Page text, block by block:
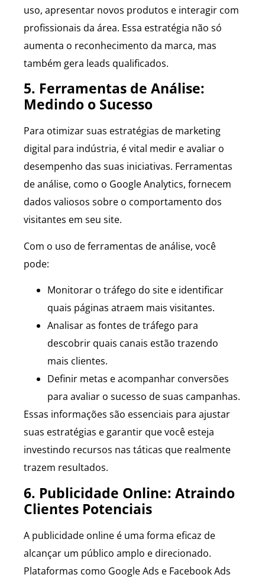
uso, apresentar novos produtos e interagir com
profissionais da área. Essa estratégia não só
aumenta o reconhecimento da marca, mas
também gera leads qualificados.
5. Ferramentas de Análise:
Medindo o Sucesso
Para otimizar suas estratégias de marketing
digital para indústria, é vital medir e avaliar o
desempenho das suas iniciativas. Ferramentas
de análise, como o Google Analytics, fornecem
dados valiosos sobre o comportamento dos
visitantes em seu site.
Com o uso de ferramentas de análise, você
pode:
Monitorar o tráfego do site e identificar
quais páginas atraem mais visitantes.
Analisar as fontes de tráfego para
descobrir quais canais estão trazendo
mais clientes.
Definir metas e acompanhar conversões
para avaliar o sucesso de suas campanhas.
Essas informações são essenciais para ajustar
suas estratégias e garantir que você esteja
investindo recursos nas táticas que realmente
trazem resultados.
6. Publicidade Online: Atraindo
Clientes Potenciais
A publicidade online é uma forma eficaz de
alcançar um público amplo e direcionado.
Plataformas como Google Ads e Facebook Ads